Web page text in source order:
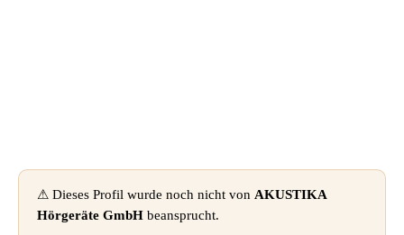
⚠ Dieses Profil wurde noch nicht von AKUSTIKA
Hörgeräte GmbH beansprucht.